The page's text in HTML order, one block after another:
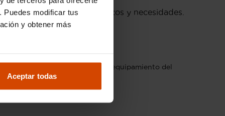
Puedes modificar tus
y obtener más
Aceptar todas
mejor se adapte a tus gustos y necesidades.
del año, kilometraje y equipamiento del
en Jaén.